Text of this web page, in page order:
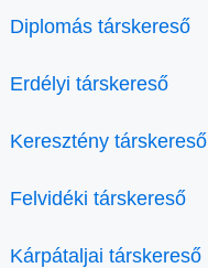
Diplomás társkereső
Erdélyi társkereső
Keresztény társkereső
Felvidéki társkereső
Kárpátaljai társkereső